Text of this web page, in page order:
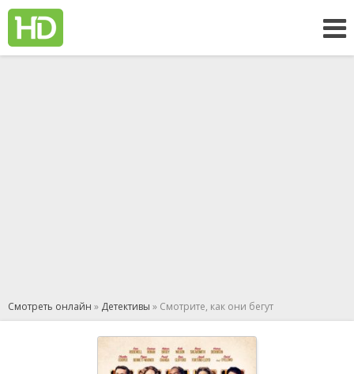
Смотреть онлайн » Детективы » Смотрите, как они бегут